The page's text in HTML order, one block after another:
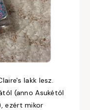
lakk lesz.
(anno Asukétól
ezért mikor